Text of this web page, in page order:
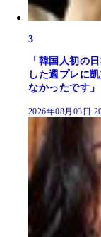
3
「韓国人初の
した週プレに
なかったです」
2026年08月03日